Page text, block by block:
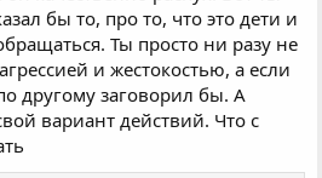
бы то, про то, что это дети и
Ты просто ни разу не
и жестокостью, а если
другому заговорил бы. А
вариант действий. Что с